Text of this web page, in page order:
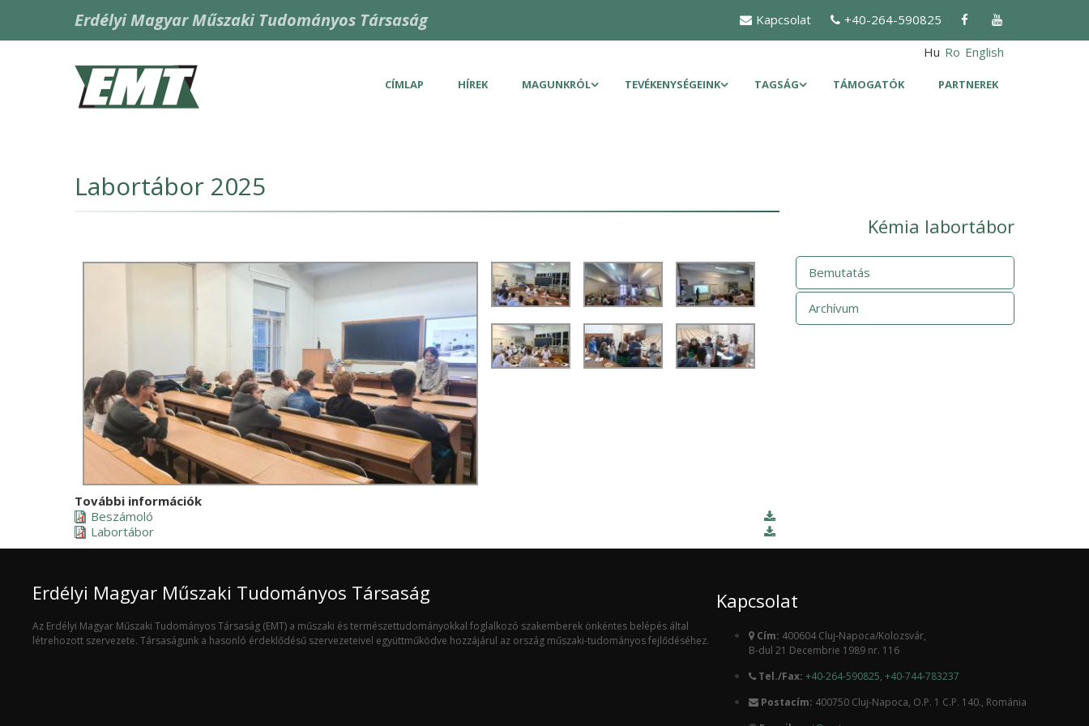
tartalomra
Kapcsolat +40-264-590825
Erdélyi Magyar Műszaki Tudományos Társaság
Hu Ro English
Fő
navigáció
CÍMLAP HÍREK MAGUNKRÓL TEVÉKENYSÉGEINK TAGSÁG TÁMOGATÓK PARTNEREK
Kémia labortábor
Bemutatás
Archívum
Labortábor 2025
További információk
Beszámoló
Labortábor
Erdélyi Magyar Műszaki Tudományos Társaság
Az Erdélyi Magyar Műszaki Tudományos Társaság (EMT) a műszaki és természettudományokkal foglalkozó szakemberek önkéntes belépés által
létrehozott szervezete. Társaságunk a hasonló érdeklődésű szervezeteivel együttműködve hozzájárul az ország műszaki-tudományos fejlődéséhez.
Kapcsolat
Cím: 400604 Cluj-Napoca/Kolozsvár,
B-dul 21 Decembrie 1989 nr. 116
Tel./Fax: +40-264-590825, +40-744-783237
Postacím: 400750 Cluj-Napoca, O.P. 1 C.P. 140., Románia